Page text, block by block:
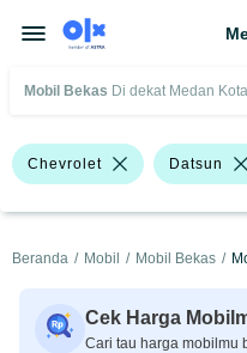
Mobil Bekas Di dekat Medan
Chevrolet Datsun
Merek Dan Model
Tipe Bodi Tipe
Beranda / Mobil / Mobil Bekas /
Cek Harga
Cari tau harga mobilmu